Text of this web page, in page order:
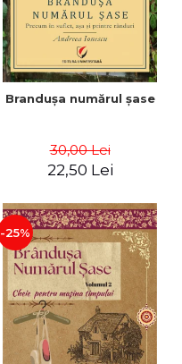
Brandușa numărul șase
30,00 Lei
22,50 Lei
-25%